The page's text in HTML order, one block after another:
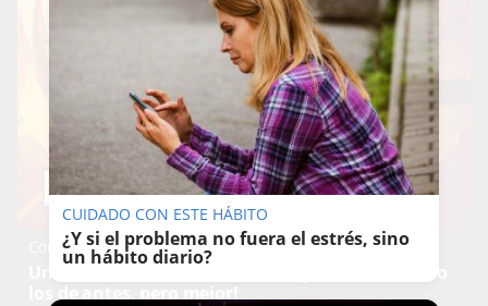
Corepunk MMORPG
Un verdadero MMORPG de la vieja escuela ¡Cómo
los de antes, pero mejor!
CUIDADO CON ESTE HÁBITO
¿Y si el problema no fuera el estrés, sino
un hábito diario?